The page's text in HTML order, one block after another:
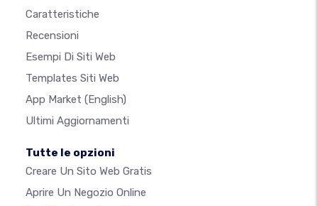
Caratteristiche
Recensioni
Esempi Di Siti Web
Templates Siti Web
App Market (English)
Ultimi Aggiornamenti
Tutte le opzioni
Creare Un Sito Web Gratis
Aprire Un Negozio Online